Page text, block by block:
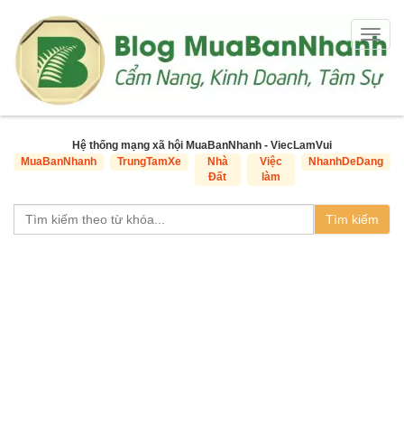
Hệ thống mạng xã hội MuaBanNhanh - ViecLamVui
MuaBanNhanh
TrungTamXe
Nhà
Đất
Việc
làm
NhanhDeDang
Tìm kiếm